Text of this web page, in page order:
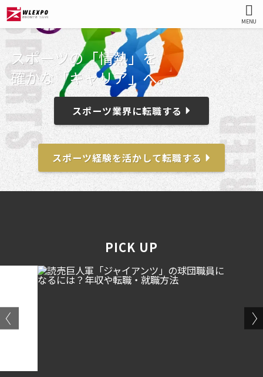
MENU
スポーツの「情熱」を
確かな「キャリア」 へ。
スポーツ業界に転職する
スポーツ経験を活かして転職する
PICK UP